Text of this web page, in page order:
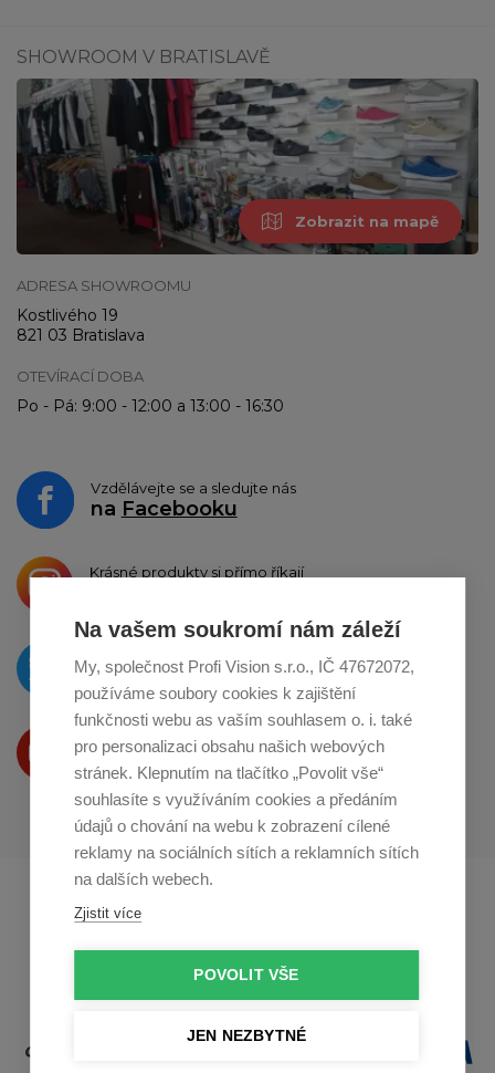
SHOWROOM V BRATISLAVĚ
Zobrazit na mapě
ADRESA SHOWROOMU
Kostlivého 19
821 03 Bratislava
OTEVÍRACÍ DOBA
Po - Pá: 9:00 - 12:00 a 13:00 - 16:30
Vzdělávejte se a sledujte nás
na Facebooku
Krásné produkty si přímo říkají
O novinkách píšeme
naTwitteru
Produkty Vám představujeme
na Youtube
Profikuchar.sk
Na vašem soukromí nám záleží
My, společnost Profi Vision s.r.o., IČ 47672072,
používáme soubory cookies k zajištění
funkčnosti webu as vaším souhlasem o. i. také
pro personalizaci obsahu našich webových
stránek. Klepnutím na tlačítko „Povolit vše“
souhlasíte s využíváním cookies a předáním
údajů o chování na webu k zobrazení cílené
reklamy na sociálních sítích a reklamních sítích
na dalších webech.
Zjistit více
POVOLIT VŠE
JEN NEZBYTNÉ